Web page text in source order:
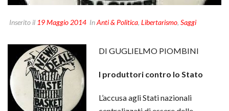
Inserito il 19 Maggio 2014 InAnti & Politica, Libertarismo, Saggi
DI GUGLIELMO PIOMBINI
I produttori contro lo Stato
L’accusa agli Stati nazionali